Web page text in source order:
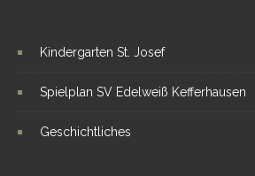
Kindergarten St. Josef
Spielplan SV Edelweiß Kefferhausen
Geschichtliches